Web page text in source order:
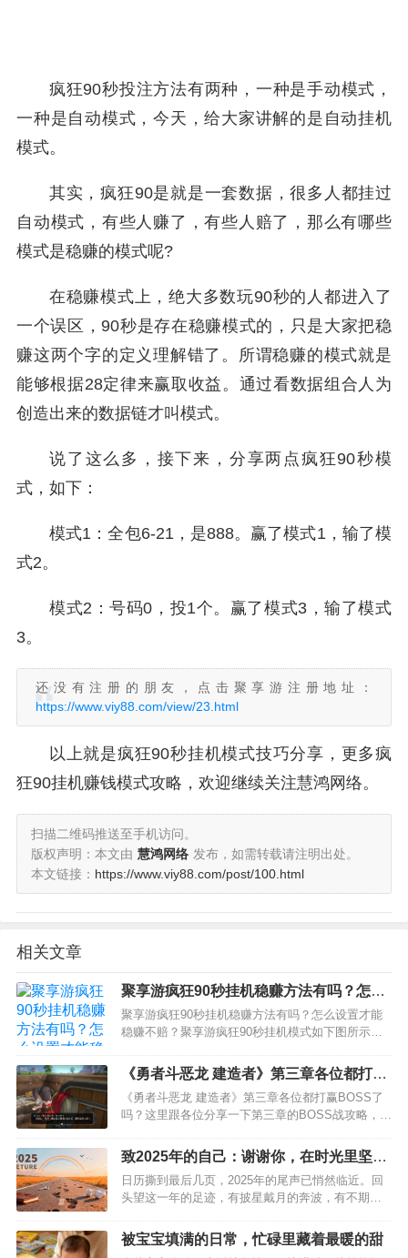
疯狂90秒投注方法有两种，一种是手动模式，
一种是自动模式，今天，给大家讲解的是自动挂机
模式。
其实，疯狂90是就是一套数据，很多人都挂过
自动模式，有些人赚了，有些人赔了，那么有哪些
模式是稳赚的模式呢?
在稳赚模式上，绝大多数玩90秒的人都进入了
一个误区，90秒是存在稳赚模式的，只是大家把稳
赚这两个字的定义理解错了。所谓稳赚的模式就是
能够根据28定律来赢取收益。通过看数据组合人为
创造出来的数据链才叫模式。
说了这么多，接下来，分享两点疯狂90秒模
式，如下：
模式1：全包6-21，是888。赢了模式1，输了模
式2。
模式2：号码0，投1个。赢了模式3，输了模式
3。
还没有注册的朋友，点击聚享游注册地址：
https://www.viy88.com/view/23.html
以上就是疯狂90秒挂机模式技巧分享，更多疯
狂90挂机赚钱模式攻略，欢迎继续关注慧鸿网络。
扫描二维码推送至手机访问。
版权声明：本文由 慧鸿网络 发布，如需转载请注明出处。
本文链接： https://www.viy88.com/post/100.html
相关文章
聚享游疯狂90秒挂机稳赚方法有吗？怎么
设置才能稳赚不赔？
聚享游疯狂90秒挂机稳赚方法有吗？怎么设置才能
稳赚不赔？聚享游疯狂90秒挂机模式如下图所示：
7尾3尾第二组：是去6尾1尾…
《勇者斗恶龙 建造者》第三章各位都打赢
BOSS了吗
《勇者斗恶龙 建造者》第三章各位都打赢BOSS了
吗？这里跟各位分享一下第三章的BOSS战攻略，方
这场战斗难在对战车的控制，战车在坐上去之后会
有一次冲刺，按…
致2025年的自己：谢谢你，在时光里坚定
前行
日历撕到最后几页，2025年的尾声已悄然临近。回
头望这一年的足迹，有披星戴月的奔波，有不期而
成长。此刻，想静下心来，对这一年的自己，说几
句心里话。…
被宝宝填满的日常，忙碌里藏着最暖的甜